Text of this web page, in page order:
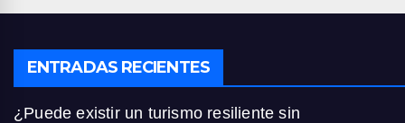
ENTRADAS RECIENTES
¿Puede existir un turismo resiliente sin